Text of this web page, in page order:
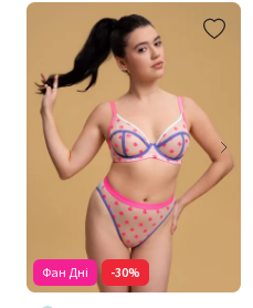
Фан Дні -30%